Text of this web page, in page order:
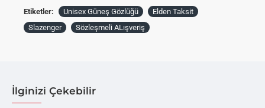
Etiketler: Unisex Güneş Gözlüğü
Elden Taksit
Slazenger
Sözleşmeli ALışveriş
İlginizi Çekebilir